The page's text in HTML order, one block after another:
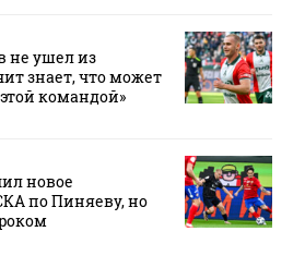
не ушел из
знает, что может
командой»
новое
по Пиняеву, но